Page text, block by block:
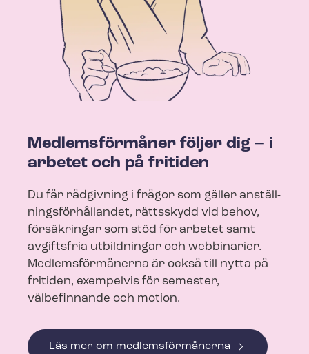
Medlemsförmåner följer dig – i
arbetet och på fritiden
Du får rådgivning i frågor som gäller an­ställ­
nings­för­hål­lan­det, rättsskydd vid behov,
försäkringar som stöd för arbetet samt
avgiftsfria utbildningar och webbinarier.
Medlemsförmånerna är också till nytta på
fritiden, exempelvis för semester,
välbefinnande och motion.
Läs mer om medlemsförmånerna